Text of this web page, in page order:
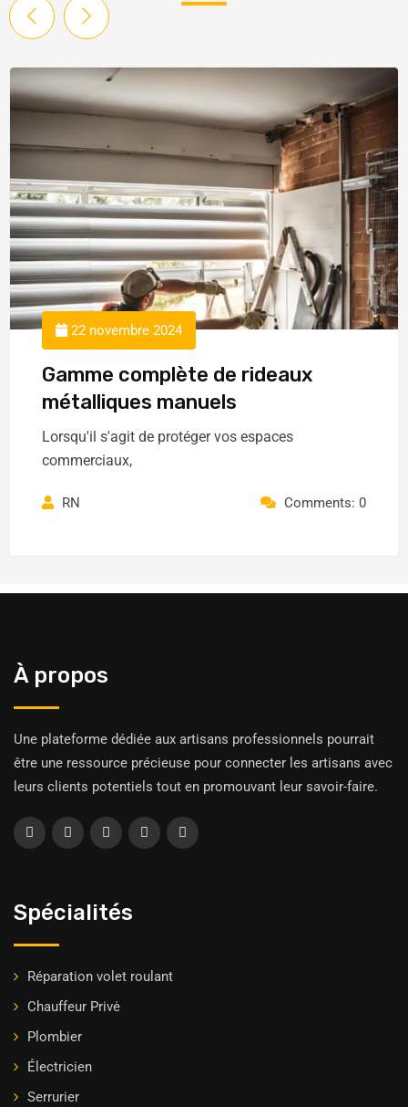
22 novembre 2024
Gamme complète de rideaux
métalliques manuels
Lorsqu'il s'agit de protéger vos espaces
commerciaux,
RN Comments: 0
À propos
Une plateforme dédiée aux artisans professionnels pourrait
être une ressource précieuse pour connecter les artisans avec
leurs clients potentiels tout en promouvant leur savoir-faire.
Spécialités
Réparation volet roulant
Chauffeur Privė
Plombier
Électricien
Serrurier